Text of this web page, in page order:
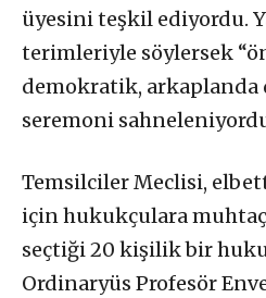
üyesini teşkil ediyordu.
terimleriyle söylersek
demokratik, arkaplanda
seremoni
Temsilciler Meclisi,
için hukukçulara
seçtiği 20 kişilik bir
Ordinaryüs Profesör